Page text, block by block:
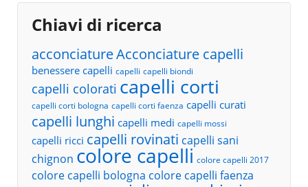
Chiavi di ricerca
acconciatureAcconciature capelli
benessere capelli capelli capelli biondi
capelli colorati capelli corti
capelli corti bologna capelli corti faenza capelli curati
capelli lunghi capelli medi capelli mossi
capelli ricci capelli rovinati capelli sani
chignon colore capelli colore capelli 2017
colore capelli bologna colore capelli faenza